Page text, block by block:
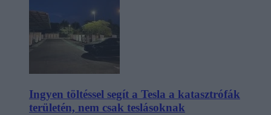
Ingyen töltéssel segít a Tesla a katasztrófák
területén, nem csak teslásoknak